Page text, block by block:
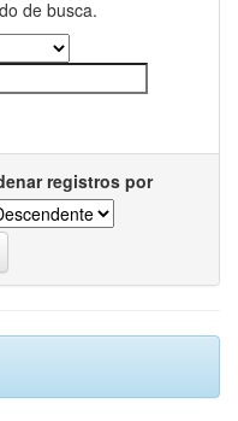
de busca.
registros por